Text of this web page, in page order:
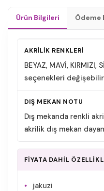
Ürün Bilgileri Ödeme
AKRİLİK RENKLERİ
BEYAZ, MAVİ,
seçenekleri
DIŞ MEKAN NOTU
Dış mekanda renkli
akrilik dış mekan
FİYATA DAHİL
jakuzi